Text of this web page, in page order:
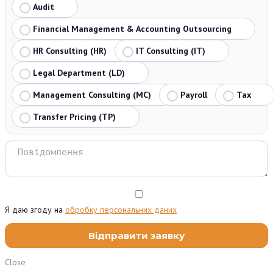
Audit
Financial Management & Accounting Outsourcing
HR Consulting (HR)
IT Consulting (IT)
Legal Department (LD)
Management Consulting (MC)
Payroll
Tax
Transfer Pricing (TP)
Я даю згоду на обробку персональних даних
Close